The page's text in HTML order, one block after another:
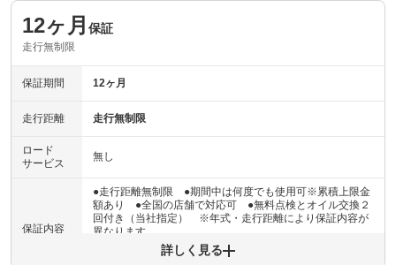
12ヶ月 保証
走行無制限
保証期間 12ヶ月
走行距離 走行無制限
ロード
サービス
無し
保証内容
●走行距離無制限 ●期間中は何度でも使用可※累積上限金
額あり ●全国の店舗で対応可 ●無料点検とオイル交換２
回付き（当社指定） ※年式・走行距離により保証内容が
異なります
詳しく見る